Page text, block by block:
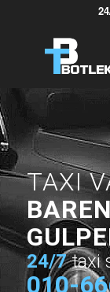
TAXI
24/7 taxi
010-